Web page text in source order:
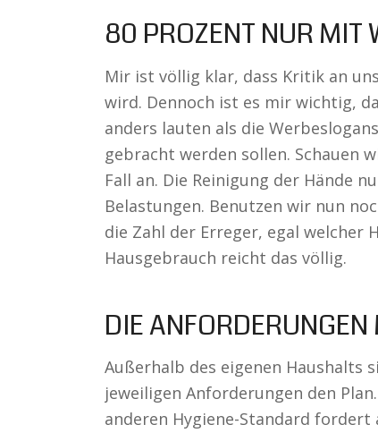
80 PROZENT NUR MIT
Mir ist völlig klar, dass Kritik an
wird. Dennoch ist es mir wichtig,
anders lauten als die
gebracht werden sollen. Schauen
Fall an. Die Reinigung der Hände
Belastungen. Benutzen wir nun
die Zahl der Erreger, egal welcher
Hausgebrauch reicht das völlig.
DIE
Außerhalb des eigenen Haushalts
jeweiligen Anforderungen den
anderen Hygiene-Standard fordert